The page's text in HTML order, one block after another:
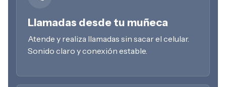
Llamadas desde tu muñeca
Atende y realiza llamadas sin sacar el celular.
Sonido claro y conexión estable.